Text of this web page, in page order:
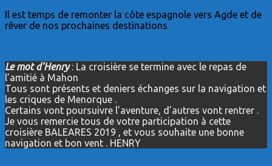
Il est temps de remonter la côte espagnole vers Agde et de
rêver de nos prochaines destinations
Le mot d’Henry: La croisière se termine avec le repas de
l’amitié à Mahon
Tous sont présents et deniers échanges sur la navigation et
les criques de Menorque .
Certains vont poursuivre l’aventure, d’autres vont rentrer .
Je vous remercie tous de votre participation à cette
croisière BALEARES 2019 , et vous souhaite une bonne
navigation et bon vent . HENRY